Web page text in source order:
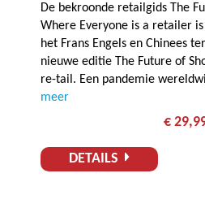
De bekroonde retailgids The
Where Everyone is a retailer
het Frans Engels en Chinees
nieuwe editie The Future of
re-tail. Een pandemie
meer
€
DETAILS